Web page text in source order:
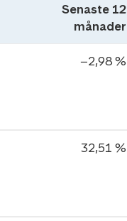
Senaste 12
månader
−2,98 %
32,51 %